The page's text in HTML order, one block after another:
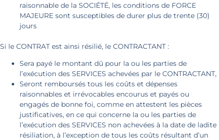
raisonnable de la SOCIÉTÉ, les conditions de FORCE
MAJEURE sont susceptibles de durer plus de trente (30)
jours
Si le CONTRAT est ainsi résilié, le CONTRACTANT :
Sera payé le montant dû pour la ou les parties de
l’exécution des SERVICES achevées par le CONTRACTANT,
Seront remboursés tous les coûts et dépenses
raisonnables et irrévocables encourus et payés ou
engagés de bonne foi, comme en attestent les pièces
justificatives, en ce qui concerne la ou les parties de
l’exécution des SERVICES non achevées à la date de ladite
résiliation, à l’exception de tous les coûts résultant d’un